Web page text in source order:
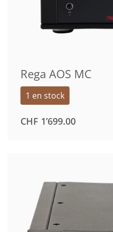
Rega AOS MC
1 en stock
CHF 1’699.00